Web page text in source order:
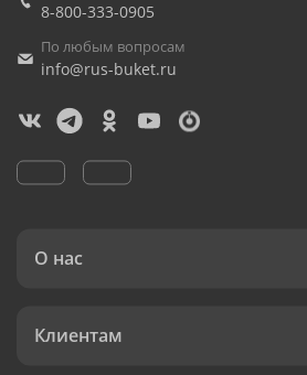
8-800-333-0905
По любым вопросам
info@rus-buket.ru
О нас
Клиентам